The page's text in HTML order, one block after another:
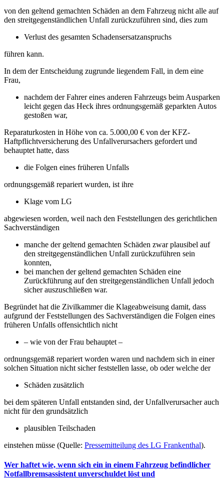
von den geltend gemachten Schäden an dem Fahrzeug nicht alle auf
den streitgegenständlichen Unfall zurückzuführen sind, dies zum
Verlust des gesamten Schadensersatzanspruchs
führen kann.
In dem der Entscheidung zugrunde liegendem Fall, in dem eine
Frau,
nachdem der Fahrer eines anderen Fahrzeugs beim Ausparken
leicht gegen das Heck ihres ordnungsgemäß geparkten Autos
gestoßen war,
Reparaturkosten in Höhe von ca. 5.000,00 € von der KFZ-
Haftpflichtversicherung des Unfallverursachers gefordert und
behauptet hatte, dass
die Folgen eines früheren Unfalls
ordnungsgemäß repariert wurden, ist ihre
Klage vom LG
abgewiesen worden, weil nach den Feststellungen des gerichtlichen
Sachverständigen
manche der geltend gemachten Schäden zwar plausibel auf
den streitgegenständlichen Unfall zurückzuführen sein
konnten,
bei manchen der geltend gemachten Schäden eine
Zurückführung auf den streitgegenständlichen Unfall jedoch
sicher auszuschließen war.
Begründet hat die Zivilkammer die Klageabweisung damit, dass
aufgrund der Feststellungen des Sachverständigen die Folgen eines
früheren Unfalls offensichtlich nicht
– wie von der Frau behauptet –
ordnungsgemäß repariert worden waren und nachdem sich in einer
solchen Situation nicht sicher feststellen lasse, ob oder welche der
Schäden zusätzlich
bei dem späteren Unfall entstanden sind, der Unfallverursacher auch
nicht für den grundsätzlich
plausiblen Teilschaden
einstehen müsse (Quelle: Pressemitteilung des LG Frankenthal).
Wer haftet wie, wenn sich ein in einem Fahrzeug befindlicher
Notfallbremsassistent unverschuldet löst und